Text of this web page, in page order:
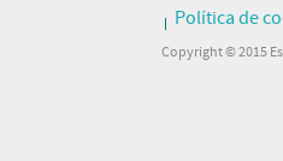
Política de
Copyright © 2015